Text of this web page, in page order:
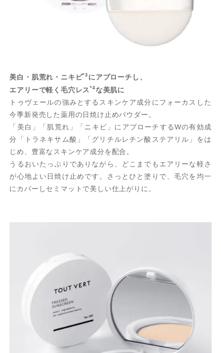
美白・肌荒れ・ニキビ*3 にアプローチし、
エアリーで軽く毛穴レス*4な美肌に
トゥヴェールの強みとするスキンケア成分にフォーカスした
今季新発売した薬用の日焼け止めパウダー。
「美白」「肌荒れ」「ニキビ」にアプローチするWの有効成
分「トラネキサム酸」「グリチルレチン酸ステアリル」をは
じめ、豊富なスキンケア成分を配合。
うるおいたっぷりでありながら、どこまでもエアリーな軽さ
が心地よい日焼け止めです。さっとひと塗りで、毛穴を均一
にカバーしセミマットで美しい仕上がりに。